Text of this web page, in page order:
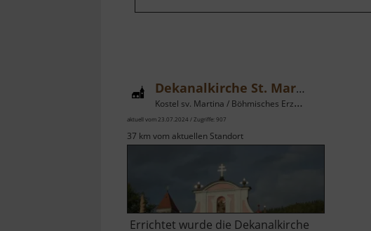
Dekanalkirche St. Martin
Kostel sv. Martina / Böhmisches Erzgebirge
aktuell vom 23.07.2024 / Zugriffe: 907
37 km vom aktuellen Standort
Errichtet wurde die Dekanalkirche